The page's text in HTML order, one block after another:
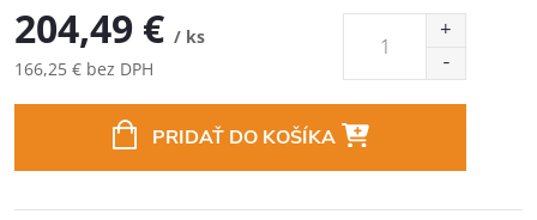
204,49 € / ks
166,25 € bez DPH
PRIDAŤ DO KOŠÍKA